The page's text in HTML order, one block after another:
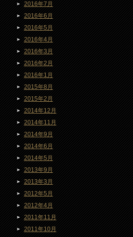
2016年7月
2016年6月
2016年5月
2016年4月
2016年3月
2016年2月
2016年1月
2015年8月
2015年2月
2014年12月
2014年11月
2014年9月
2014年6月
2014年5月
2013年9月
2013年3月
2012年5月
2012年4月
2011年11月
2011年10月